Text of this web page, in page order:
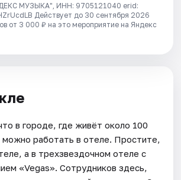
МУЗЫКА", ИНН: 9705121040 erid:
Действует до 30 сентября 2026
от 3 000 ₽ на это мероприятие на Яндекс
в городе, где живёт около 100
можно работать в отеле. Простите,
а в трехзвездочном отеле с
«Vegas». Сотрудников здесь,